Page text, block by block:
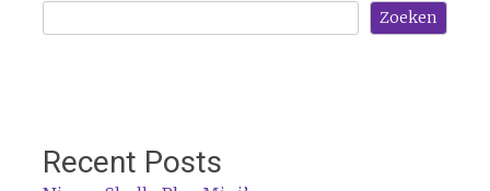
Zoeken
Recent Posts